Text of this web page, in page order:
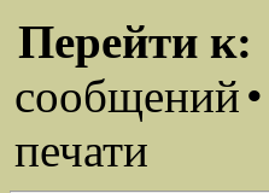
Перейти к:
сообщений•
печати